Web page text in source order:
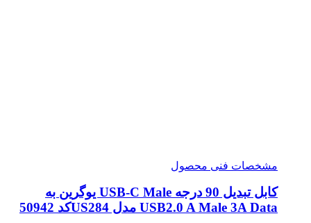
مشخصات فنی محصول
کابل تبدیل 90 درجه USB-C Male یوگرین به
USB2.0 A Male 3A Data مدل US284کد 50942